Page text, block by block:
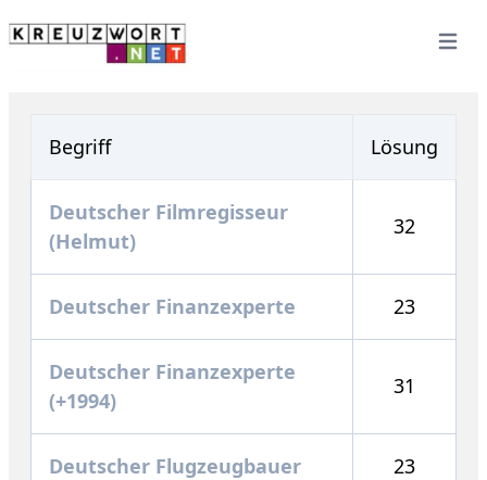
Open
Begriff Lösung
Deutscher Filmregisseur
(Helmut)
32
Deutscher Finanzexperte 23
Deutscher Finanzexperte
(+1994)
31
Deutscher Flugzeugbauer 23